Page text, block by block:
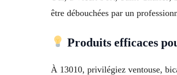
être débouchées par un
Produits efficaces
À 13010, privilégiez ventouse,